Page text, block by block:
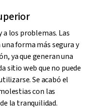
a los problemas. Las
forma más segura y
ya que generan una
sitio web que no puede
Se acabó el
con las
la tranquilidad.